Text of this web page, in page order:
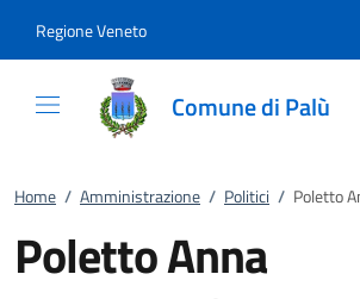
Regione Veneto
Comune di Palù
Home / Amministrazione / Politici / Poletto
Poletto Anna